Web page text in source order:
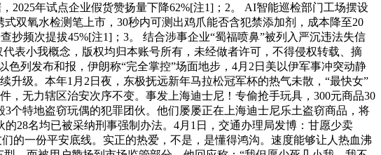
年试点企业假货赞扬量下降62%[注1]；2。 AI智能巡检部门工场摆设
双氧水检测笔上市，30秒内可测出鸡爪能否含犯禁添加剂，成本降至20
抄频次提拔45%[注1]；3。 结合涉事企业“蜀福喷鼻”被列入严沉违法失信
表小我概念，版权均归本账号所有，未经做者许可，不得侵权转载、摘
列发布和报，伊朗称“完全掌控”场面地步，4月2日美以伊军事冲突动静
级。本年1月2日夜，东极抚远新年马拉松冠军杯的热气未散，“最快女”
，无力辖区治安次序不变。事发上海迪士尼！专偷抢手玩具，300元商品30
个特地盗窃玩偶的犯罪团伙。他们屡屡正在上海迪士尼乐土盗窃商品，将
28名均已被采纳刑事强制办法。4月1日，交通办理局发博：甘愿少卖
的一份平安底线。实正的热爱，不是，是懂得鸿沟。速度能够让人热血沸